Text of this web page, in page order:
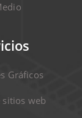
Gráficos
sitios web